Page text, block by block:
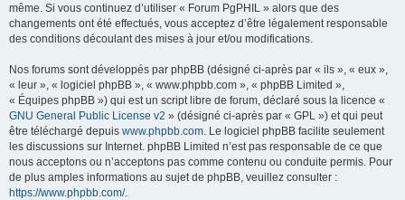
même. Si vous continuez d’utiliser « Forum PgPHIL » alors que des
changements ont été effectués, vous acceptez d’être légalement responsable
des conditions découlant des mises à jour et/ou modifications.
Nos forums sont développés par phpBB (désigné ci-après par « ils », « eux »,
« leur », « logiciel phpBB », « www.phpbb.com », « phpBB Limited »,
« Équipes phpBB ») qui est un script libre de forum, déclaré sous la licence «
GNU General Public License v2 » (désigné ci-après par « GPL ») et qui peut
être téléchargé depuis www.phpbb.com. Le logiciel phpBB facilite seulement
les discussions sur Internet. phpBB Limited n’est pas responsable de ce que
nous acceptons ou n’acceptons pas comme contenu ou conduite permis. Pour
de plus amples informations au sujet de phpBB, veuillez consulter :
https://www.phpbb.com/.